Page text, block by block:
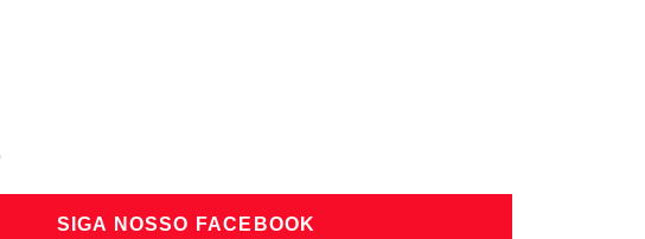
SIGA NOSSO FACEBOOK